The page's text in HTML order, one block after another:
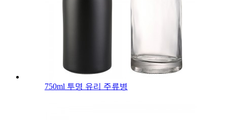
750ml 투명 유리 주류병